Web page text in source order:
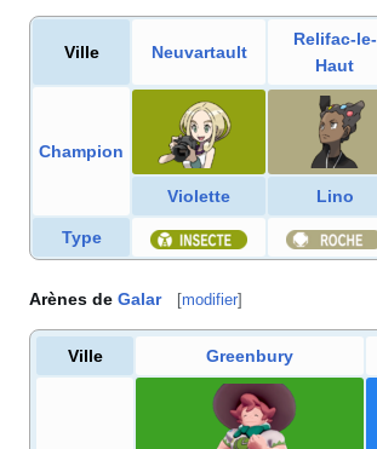
Ville Neuvartault
Relifac-le-
Haut
Champion
Violette Lino
Type
Arènes de Galar [modifier]
Ville Greenbury